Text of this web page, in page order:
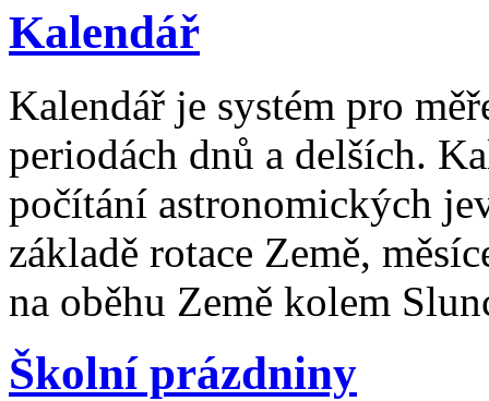
Kalendář
Kalendář je systém pro
periodách dnů a delších.
počítání astronomických
základě rotace Země,
na oběhu Země kolem
Školní prázdniny